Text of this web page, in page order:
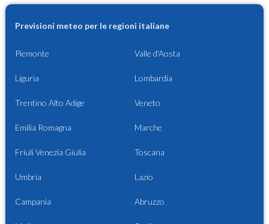
Previsioni meteo per le regioni italiane
Piemonte Valle d'Aosta
Liguria Lombardia
Trentino Alto Adige Veneto
Emilia Romagna Marche
Friuli Venezia Giulia Toscana
Umbria Lazio
Campania Abruzzo